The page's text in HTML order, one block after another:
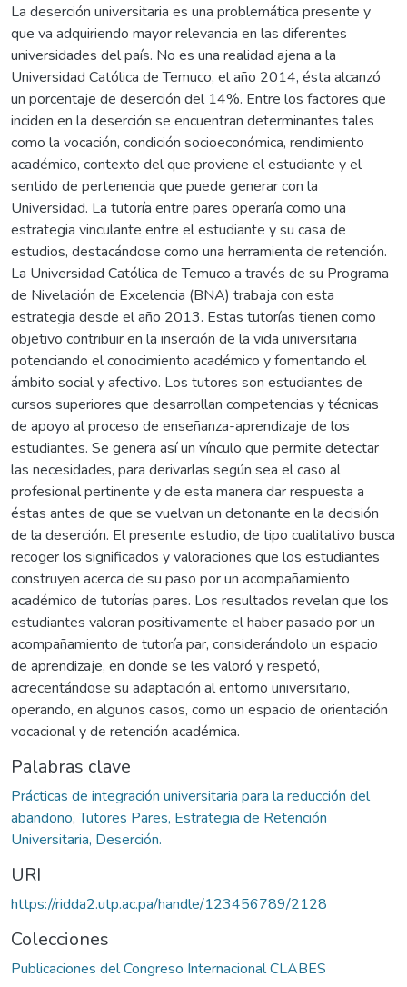
La deserción universitaria es una problemática presente y
que va adquiriendo mayor relevancia en las diferentes
universidades del país. No es una realidad ajena a la
Universidad Católica de Temuco, el año 2014, ésta alcanzó
un porcentaje de deserción del 14%. Entre los factores que
inciden en la deserción se encuentran determinantes tales
como la vocación, condición socioeconómica, rendimiento
académico, contexto del que proviene el estudiante y el
sentido de pertenencia que puede generar con la
Universidad. La tutoría entre pares operaría como una
estrategia vinculante entre el estudiante y su casa de
estudios, destacándose como una herramienta de retención.
La Universidad Católica de Temuco a través de su Programa
de Nivelación de Excelencia (BNA) trabaja con esta
estrategia desde el año 2013. Estas tutorías tienen como
objetivo contribuir en la inserción de la vida universitaria
potenciando el conocimiento académico y fomentando el
ámbito social y afectivo. Los tutores son estudiantes de
cursos superiores que desarrollan competencias y técnicas
de apoyo al proceso de enseñanza-aprendizaje de los
estudiantes. Se genera así un vínculo que permite detectar
las necesidades, para derivarlas según sea el caso al
profesional pertinente y de esta manera dar respuesta a
éstas antes de que se vuelvan un detonante en la decisión
de la deserción. El presente estudio, de tipo cualitativo busca
recoger los significados y valoraciones que los estudiantes
construyen acerca de su paso por un acompañamiento
académico de tutorías pares. Los resultados revelan que los
estudiantes valoran positivamente el haber pasado por un
acompañamiento de tutoría par, considerándolo un espacio
de aprendizaje, en donde se les valoró y respetó,
acrecentándose su adaptación al entorno universitario,
operando, en algunos casos, como un espacio de orientación
vocacional y de retención académica.
Palabras clave
Prácticas de integración universitaria para la reducción del
abandono,Tutores Pares, Estrategia de Retención
Universitaria, Deserción.
URI
https://ridda2.utp.ac.pa/handle/123456789/2128
Colecciones
Publicaciones del Congreso Internacional CLABES